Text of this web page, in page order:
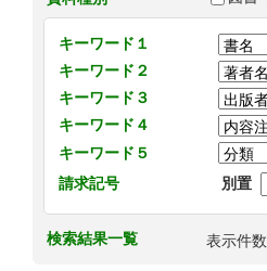
キーワード１
キーワード２
キーワード３
キーワード４
キーワード５
請求記号
別置
検索結果一覧 表示件数